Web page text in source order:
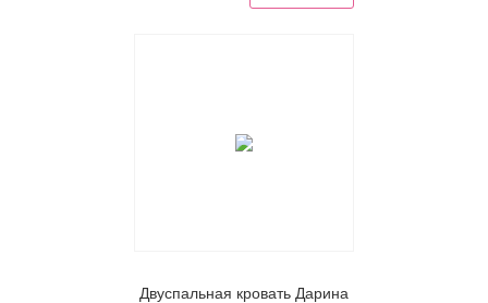
Двуспальная кровать Дарина